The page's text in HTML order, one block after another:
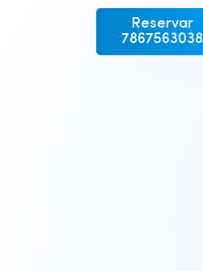
Reservar
7867563038